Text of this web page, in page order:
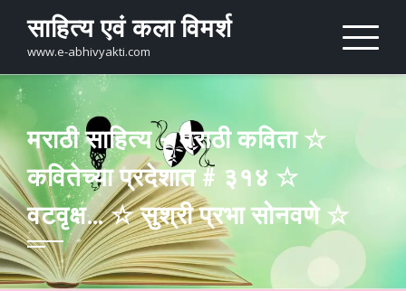
content
साहित्य एवं कला विमर्श
www.e-abhivyakti.com
मराठी साहित्य – मराठी कविता ☆
कवितेच्या प्रदेशात # ३१४ ☆
वटवृक्ष… ☆ सुश्री प्रभा सोनवणे ☆